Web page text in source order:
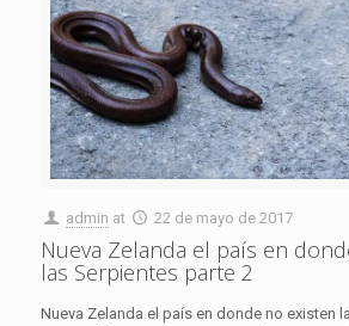
admin at 22 de mayo de 2017
Nueva Zelanda el país en
las Serpientes parte 2
Nueva Zelanda el país en donde no existen